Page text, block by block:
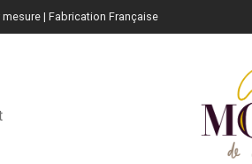
| Fabrication Française